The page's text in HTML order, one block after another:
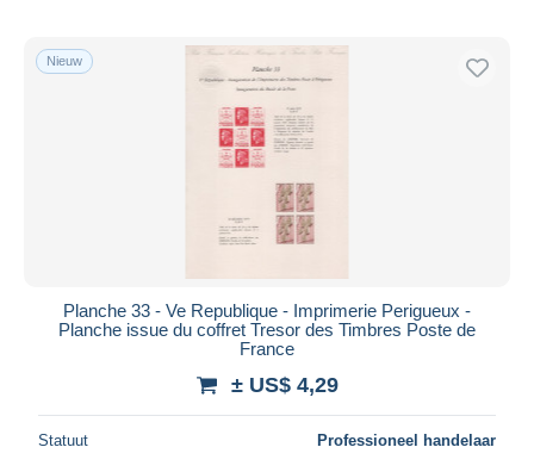
Nieuw
Planche 33 - Ve Republique - Imprimerie Perigueux -
Planche issue du coffret Tresor des Timbres Poste de
France
± US$ 4,29
Statuut Professioneel handelaar